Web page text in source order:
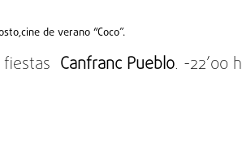
de verano “Coco”.
Canfranc Pueblo. -22’00 h